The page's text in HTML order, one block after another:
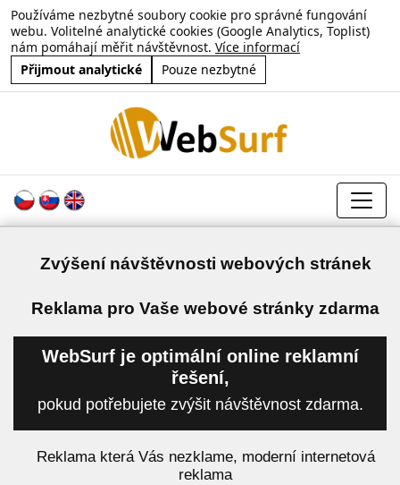
Používáme nezbytné soubory cookie pro správné fungování
webu. Volitelné analytické cookies (Google Analytics, Toplist)
nám pomáhají měřit návštěvnost. Více informací
Přijmout analytické
Pouze nezbytné
Zvýšení návštěvnosti webových stránek
Reklama pro Vaše webové stránky zdarma
WebSurf je optimální online reklamní
řešení,
pokud potřebujete zvýšit návštěvnost zdarma.
Reklama která Vás nezklame, moderní internetová
reklama